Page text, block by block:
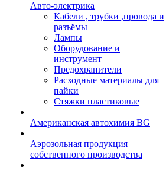
Авто-электрика
Кабели , трубки ,провода и
разъёмы
Лампы
Оборудование и
инструмент
Предохранители
Расходные материалы для
пайки
Стяжки пластиковые
Американская автохимия BG
Аэрозольная продукция
собственного производства